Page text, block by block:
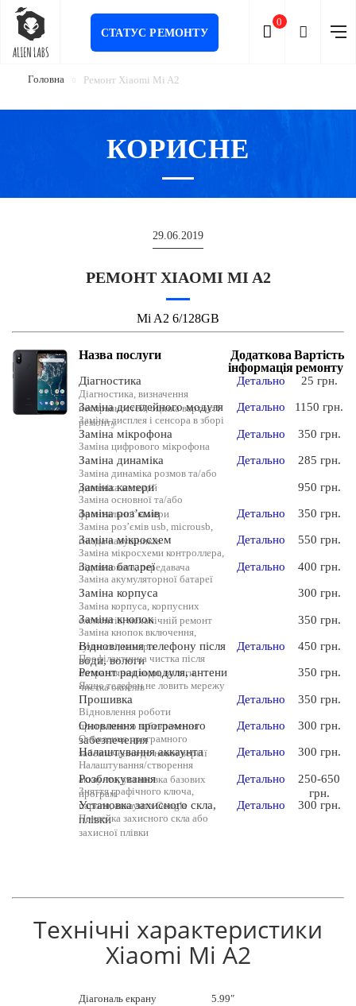
Головна Ремонт Xiaomi Mi A2
КОРИСНЕ
29.06.2019
РЕМОНТ XIAOMI MI A2
Mi A2 6/128GB
Назва послуги
Діагностика
Діагностика, визначення
несправностей, оцінка вартості
ремонту
Заміна дисплейного модуля
Заміна дисплея і сенсора в зборі
Заміна мікрофона
Заміна цифрового мікрофона
Заміна динаміка
Заміна динаміка розмов та/або
динаміка мелодій
Заміна камери
Заміна основної та/або
фронтальної камери
Заміна роз’ємів
Заміна роз’ємів usb, microusb,
гнізда навушників
Заміна мікросхем
Заміна мікросхеми контроллера,
підсилювача, передавача
Заміна батареї
Заміна акумуляторної батареї
Заміна корпуса
Заміна корпуса, корпусних
елементів, механічній ремонт
Заміна кнопок
Заміна кнопок включення,
гучності, камери
Відновлення телефону після
води, вологи
Профілактична чистка після
потрапляння води, вологи,
чистка окислів
Ремонт радіомодуля, антени
Якщо телефон не ловить мережу
Прошивка
Відновлення роботи
програмного забезпечення
Оновлення програмного
забезпечення
Оновлення програмного
забезпечення до нової версії
Налаштування аккаунта
Налаштування/створення
аккаунта, установка базових
програм
Розблокування
Зняття графічного ключа,
пароля, аккаунта Google
Установка захисного скла,
плівки
Поклейка захисного скла або
захисної плівки
Додаткова
інформація
Детально
Детально
Детально
Детально
Детально
Детально
Детально
Детально
Детально
Детально
Детально
Детально
Детально
Вартість
ремонту
25 грн.
1150 грн.
350 грн.
285 грн.
950 грн.
350 грн.
550 грн.
400 грн.
300 грн.
350 грн.
450 грн.
350 грн.
350 грн.
300 грн.
300 грн.
250-650
грн.
300 грн.
Технічні характеристики
Xiaomi Mi A2
Діагональ екрану
5.99″
СТАТУС РЕМОНТУ
0